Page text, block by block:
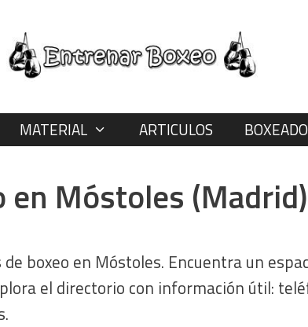
MATERIAL ARTICULOS
en Móstoles (Madrid)
boxeo en Móstoles. Encuentra un
el directorio con información útil: